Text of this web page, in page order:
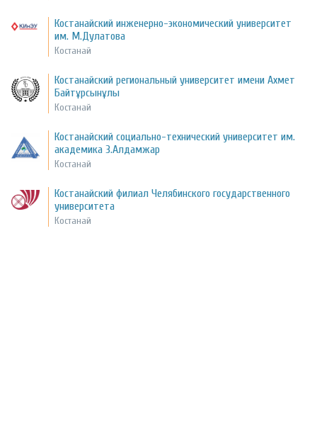
Костанайский инженерно-экономический университет
им. М.Дулатова
Костанай
Костанайский региональный университет имени Ахмет
Байтұрсынұлы
Костанай
Костанайский социально-технический университет им.
академика З.Алдамжар
Костанай
Костанайский филиал Челябинского государственного
университета
Костанай